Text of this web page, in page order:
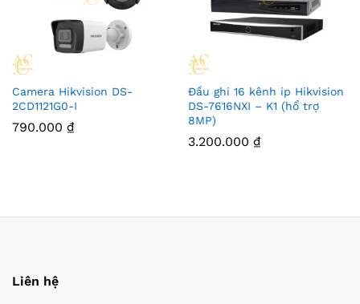
Camera Hikvision DS-
2CD1121G0-I
790.000 ₫
Đầu ghi 16 kênh ip Hikvision
DS-7616NXI – K1 (hổ trợ
8MP)
3.200.000 ₫
Liên hệ